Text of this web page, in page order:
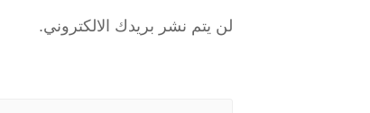
لن يتم نشر بريدك الالكتروني.